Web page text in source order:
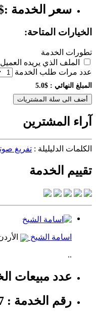
سعر الخدمة
الخيارات المتاحة:
تطورات الخدمة
الملف الذي يريده
عدد مرات طلب الخدمة
المبلغ النهائي : $5.0
أضف الى سلة المشتريات
آراء المشترين
الكلمات الدليليلة : تفريغ
تقييم الخدمة
اسامة الشيخ
..
عدد مبيعات
رقم الخدمة : 667